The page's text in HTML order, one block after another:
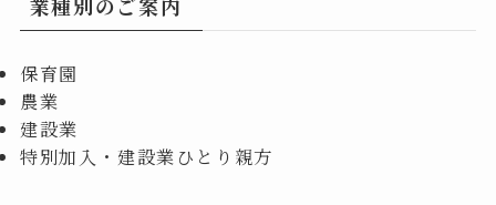
保育園
農業
建設業
特別加入・建設業ひとり親方